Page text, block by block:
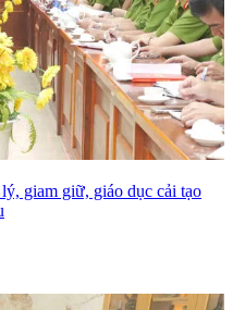
giam giữ, giáo dục cải tạo